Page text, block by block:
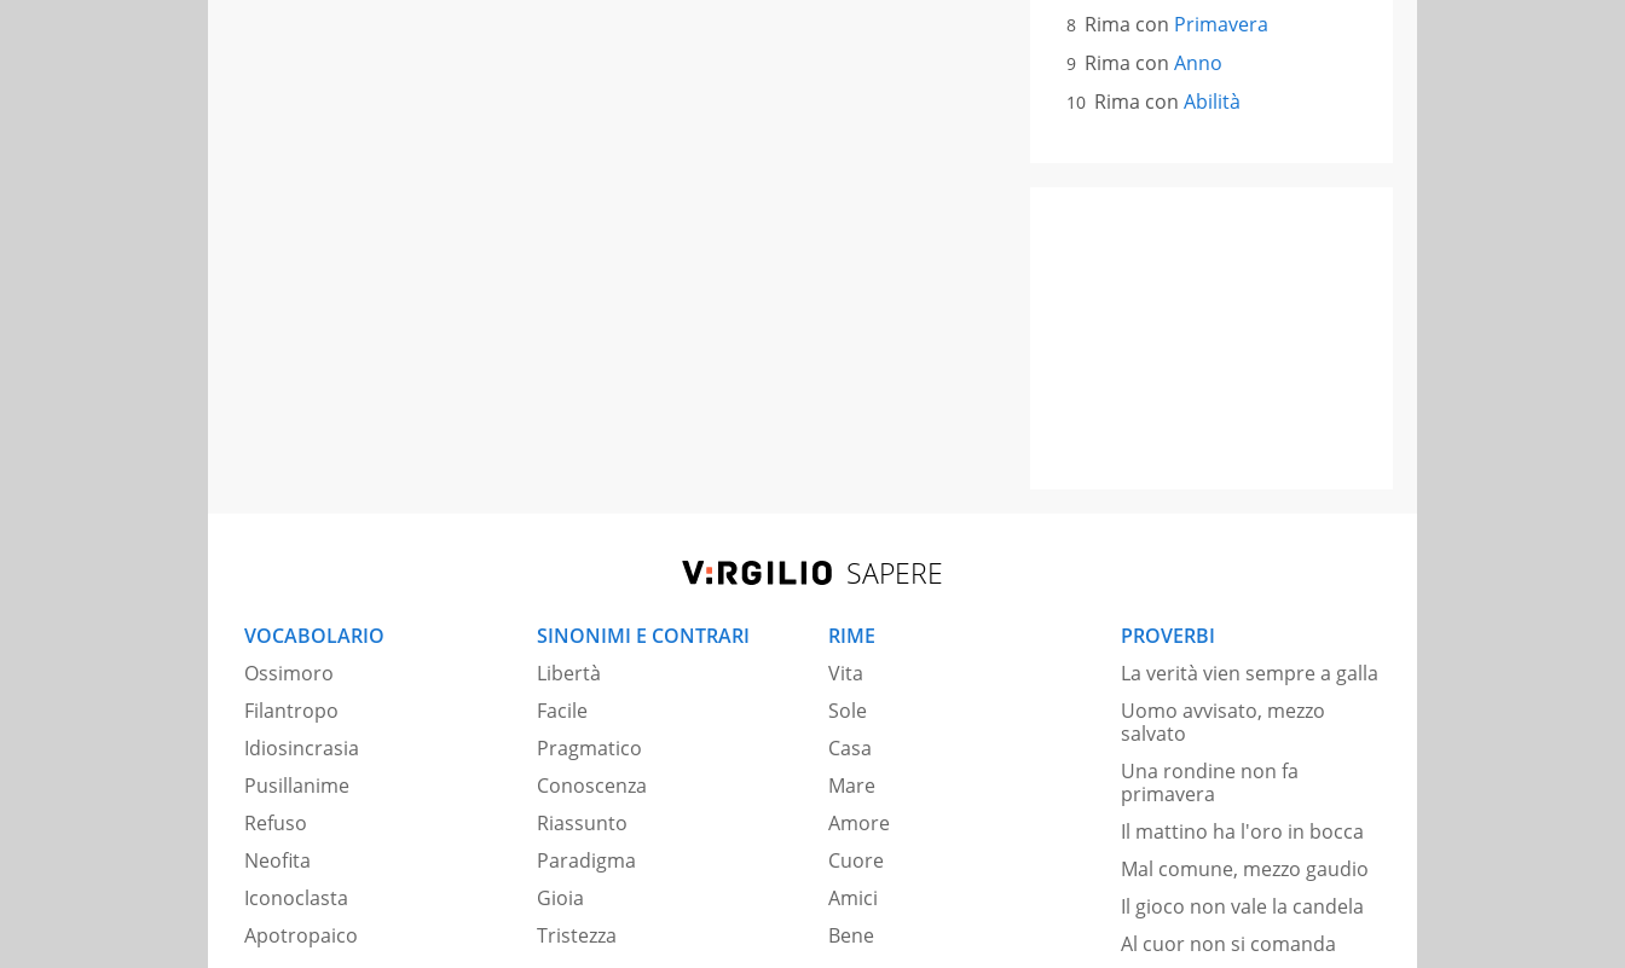
Rima con Primavera
Rima con Anno
Rima con Abilità
SAPERE
VOCABOLARIO
Ossimoro
Filantropo
Idiosincrasia
Pusillanime
Refuso
Neofita
Iconoclasta
Apotropaico
SINONIMI E CONTRARI
Libertà
Facile
Pragmatico
Conoscenza
Riassunto
Paradigma
Gioia
Tristezza
RIME
Vita
Sole
Casa
Mare
Amore
Cuore
Amici
Bene
PROVERBI
La verità vien sempre a galla
Uomo avvisato, mezzo
salvato
Una rondine non fa
primavera
Il mattino ha l'oro in bocca
Mal comune, mezzo gaudio
Il gioco non vale la candela
Al cuor non si comanda